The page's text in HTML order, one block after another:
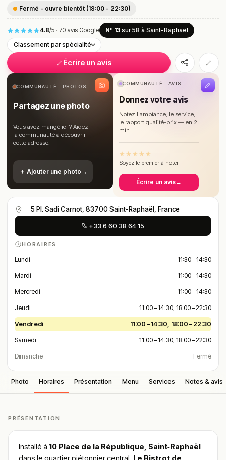
Fermé - ouvre bientôt (18:00 - 22:30)
4.8/5 · 70 avis Google Nº 13 sur 58 à Saint-Raphaël
Classement par spécialité
Écrire un avis
COMMUNAUTÉ · PHOTOS
Partagez une photo
Vous avez mangé ici ? Aidez
la communauté à découvrir
cette adresse.
＋ Ajouter une photo →
COMMUNAUTÉ · AVIS
Donnez votre avis
Notez l'ambiance, le service,
le rapport qualité-prix — en 2
min.
★ ★ ★ ★ ★
Soyez le premier à noter
Écrire un avis→
5 Pl. Sadi Carnot, 83700 Saint-Raphaël, France
+33 6 60 38 64 15
HORAIRES
Lundi 11:30 – 14:30
Mardi 11:00 – 14:30
Mercredi 11:00 – 14:30
Jeudi 11:00 – 14:30, 18:00 – 22:30
Vendredi 11:00 – 14:30, 18:00 – 22:30
Samedi 11:00 – 14:30, 18:00 – 22:30
Dimanche Fermé
Photo Horaires Présentation Menu Services Notes & avis
PRÉSENTATION
Installé à 10 Place de la République, Saint‑Raphaël
dans le quartier piétonnier central, Le Bistrot de